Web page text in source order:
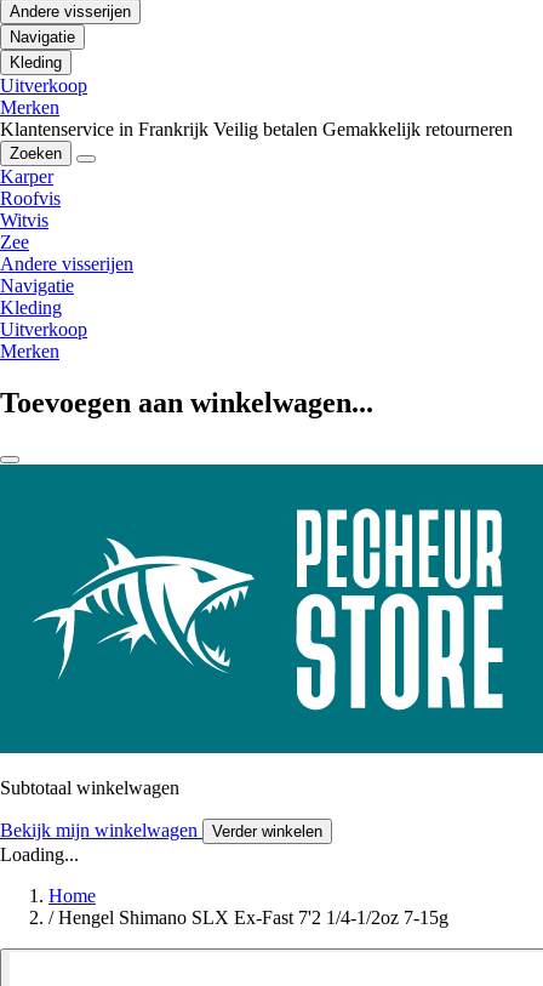
Andere visserijen
Navigatie
Kleding
Uitverkoop
Merken
Klantenservice in Frankrijk Veilig betalen Gemakkelijk retourneren
Zoeken
Karper
Roofvis
Witvis
Zee
Andere visserijen
Navigatie
Kleding
Uitverkoop
Merken
Toevoegen aan winkelwagen...
Subtotaal winkelwagen
Bekijk mijn winkelwagen Verder winkelen
Loading...
Home
/ Hengel Shimano SLX Ex-Fast 7'2 1/4-1/2oz 7-15g